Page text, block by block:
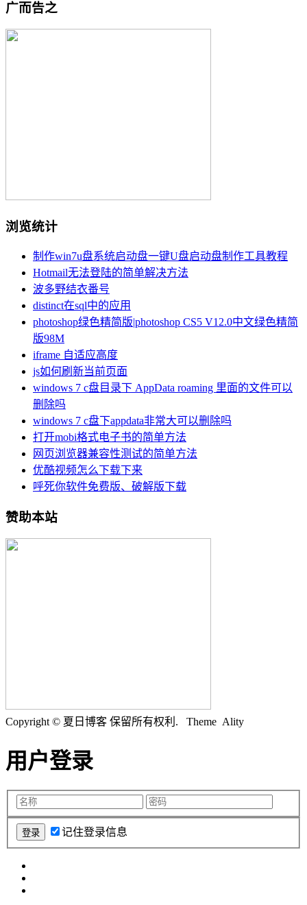
广而告之
浏览统计
制作win7u盘系统启动盘一键U盘启动盘制作工具教程
Hotmail无法登陆的简单解决方法
波多野结衣番号
distinct在sql中的应用
photoshop绿色精简版|photoshop CS5 V12.0中文绿色精简
版98M
iframe 自适应高度
js如何刷新当前页面
windows 7 c盘目录下 AppData roaming 里面的文件可以
删除吗
windows 7 c盘下appdata非常大可以删除吗
打开mobi格式电子书的简单方法
网页浏览器兼容性测试的简单方法
优酷视频怎么下载下来
呼死你软件免费版、破解版下载
赞助本站
Copyright © 夏日博客 保留所有权利. Theme Ality
用户登录
记住登录信息